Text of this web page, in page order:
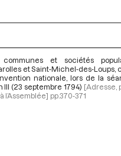
et sociétés
et Saint-Michel-des-Loups,
nationale, lors de la
(23 septembre 1794) [Adresse,
l’Assemblée] pp.370-371